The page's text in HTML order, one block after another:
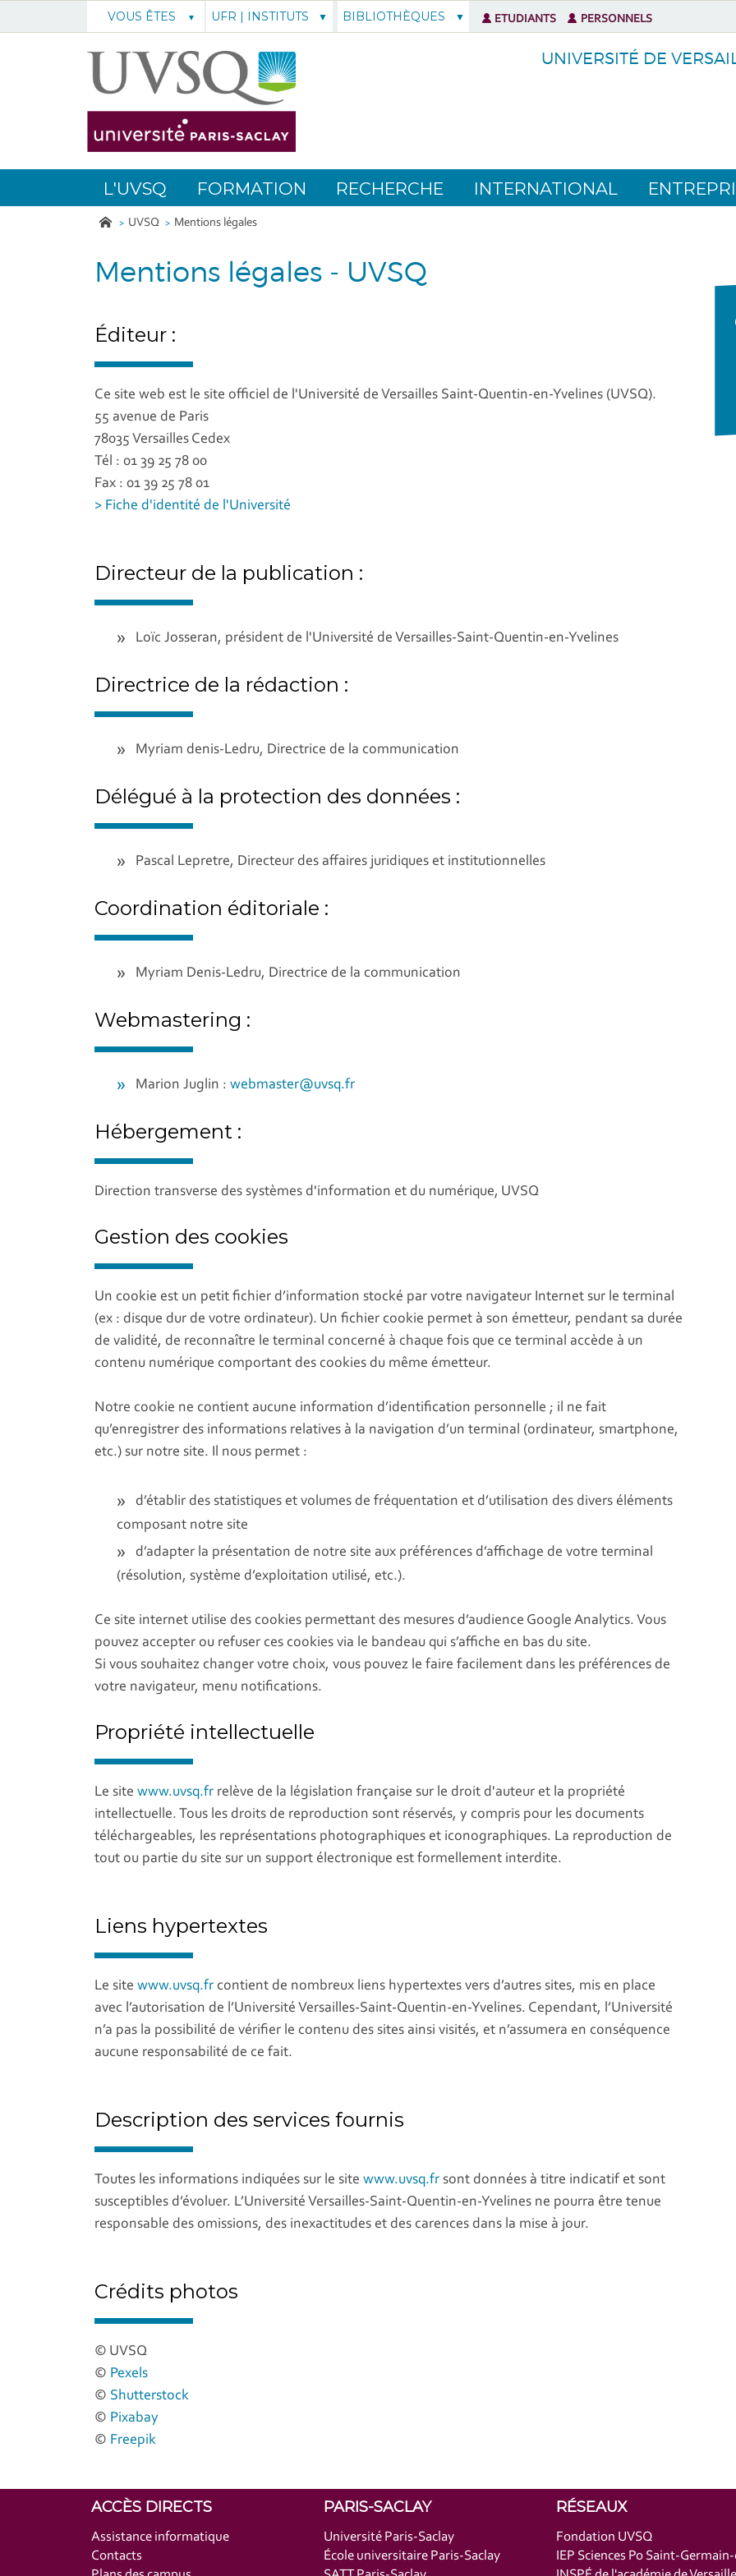
VOUS ÊTES
UNIVERSITÉ DE
L'UVSQ FORMATION RECHERCHE INTERNATIONAL
UVSQ Mentions légales
Mentions légales - UVSQ
Éditeur :
Ce site web est le site officiel de l'Université de Versailles Saint-Quentin-en-Yvelines (UVSQ).
55 avenue de Paris
78035 Versailles Cedex
Tél : 01 39 25 78 00
Fax : 01 39 25 78 01
> Fiche d'identité de l'Université
Directeur de la publication :
Loïc Josseran, président de l'Université de Versailles-Saint-Quentin-en-Yvelines
Directrice de la rédaction :
Myriam denis-Ledru, Directrice de la communication
Délégué à la protection des données :
Pascal Lepretre, Directeur des affaires juridiques et institutionnelles
Coordination éditoriale :
Myriam Denis-Ledru, Directrice de la communication
Webmastering :
Marion Juglin : webmaster@uvsq.fr
Hébergement :
Direction transverse des systèmes d'information et du numérique, UVSQ
Gestion des cookies
Un cookie est un petit fichier d’information stocké par votre navigateur Internet sur le terminal
(ex : disque dur de votre ordinateur). Un fichier cookie permet à son émetteur, pendant sa durée
de validité, de reconnaître le terminal concerné à chaque fois que ce terminal accède à un
contenu numérique comportant des cookies du même émetteur.
Notre cookie ne contient aucune information d’identification personnelle ; il ne fait
qu’enregistrer des informations relatives à la navigation d’un terminal (ordinateur, smartphone,
etc.) sur notre site. Il nous permet :
d’établir des statistiques et volumes de fréquentation et d’utilisation des divers éléments
composant notre site
d’adapter la présentation de notre site aux préférences d’affichage de votre terminal
(résolution, système d’exploitation utilisé, etc.).
Ce site internet utilise des cookies permettant des mesures d’audience Google Analytics. Vous
pouvez accepter ou refuser ces cookies via le bandeau qui s’affiche en bas du site.
Si vous souhaitez changer votre choix, vous pouvez le faire facilement dans les préférences de
votre navigateur, menu notifications.
Propriété intellectuelle
Le site www.uvsq.fr relève de la législation française sur le droit d'auteur et la propriété
intellectuelle. Tous les droits de reproduction sont réservés, y compris pour les documents
téléchargeables, les représentations photographiques et iconographiques. La reproduction de
tout ou partie du site sur un support électronique est formellement interdite.
Liens hypertextes
Le site www.uvsq.fr contient de nombreux liens hypertextes vers d’autres sites, mis en place
avec l’autorisation de l’Université Versailles-Saint-Quentin-en-Yvelines. Cependant, l’Université
n’a pas la possibilité de vérifier le contenu des sites ainsi visités, et n’assumera en conséquence
aucune responsabilité de ce fait.
Description des services fournis
Toutes les informations indiquées sur le site www.uvsq.fr sont données à titre indicatif et sont
susceptibles d’évoluer. L’Université Versailles-Saint-Quentin-en-Yvelines ne pourra être tenue
responsable des omissions, des inexactitudes et des carences dans la mise à jour.
Crédits photos
© UVSQ
© Pexels
© Shutterstock
© Pixabay
© Freepik
UFR | INSTITUTS BIBLIOTHÈQUES ETUDIANTS PERSONNELS
ACCÈS DIRECTS
Assistance informatique
Contacts
PARIS-SACLAY
Université Paris-Saclay
École universitaire Paris-Saclay
RÉSEAUX
Fondation UVSQ
IEP Sciences Po Saint-